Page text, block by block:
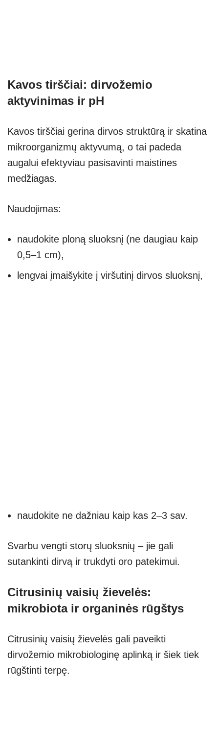
Kavos tirščiai: dirvožemio
aktyvinimas ir pH
Kavos tirščiai gerina dirvos struktūrą ir skatina
mikroorganizmų aktyvumą, o tai padeda
augalui efektyviau pasisavinti maistines
medžiagas.
Naudojimas:
naudokite ploną sluoksnį (ne daugiau kaip
0,5–1 cm),
lengvai įmaišykite į viršutinį dirvos sluoksnį,
naudokite ne dažniau kaip kas 2–3 sav.
Svarbu vengti storų sluoksnių – jie gali
sutankinti dirvą ir trukdyti oro patekimui.
Citrusinių vaisių žievelės:
mikrobiota ir organinės rūgštys
Citrusinių vaisių žievelės gali paveikti
dirvožemio mikrobiologinę aplinką ir šiek tiek
rūgštinti terpę.